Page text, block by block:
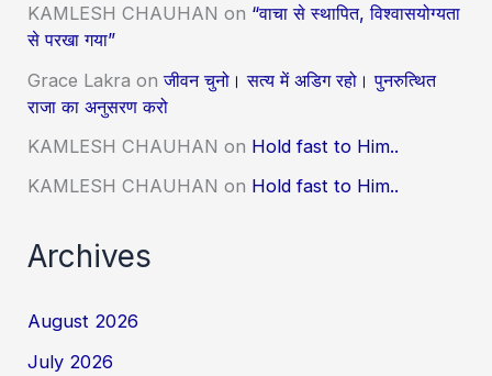
KAMLESH CHAUHAN on “वाचा से स्थापित, विश्वासयोग्यता
से परखा गया”
Grace Lakra onजीवन चुनो। सत्य में अडिग रहो। पुनरुत्थित
राजा का अनुसरण करो
KAMLESH CHAUHAN on Hold fast to Him..
KAMLESH CHAUHAN on Hold fast to Him..
Archives
August 2026
July 2026